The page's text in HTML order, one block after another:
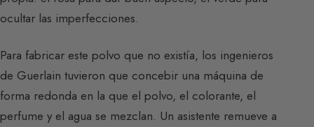
ocultar las imperfecciones.
Para fabricar este polvo que no existía, los ingenieros
de Guerlain tuvieron que concebir una máquina de
forma redonda en la que el polvo, el colorante, el
perfume y el agua se mezclan. Un asistente remueve a